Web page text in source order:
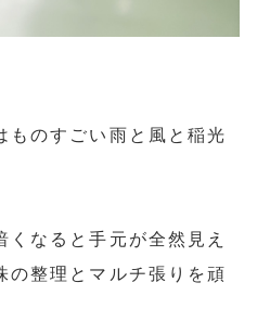
ものすごい雨と風と稲光
なると手元が全然見え
の整理とマルチ張りを頑